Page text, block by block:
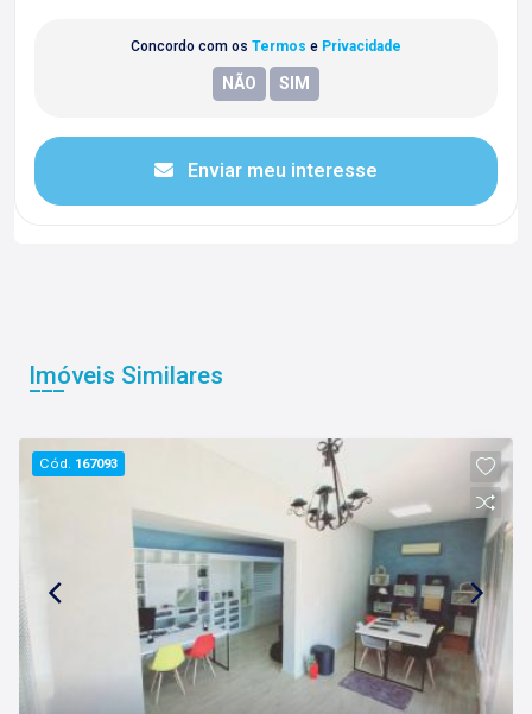
Concordo com os Termos e Privacidade
Enviar meu interesse
Imóveis Similares
Cód. 167093